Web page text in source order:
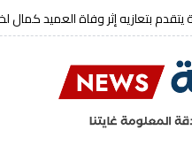
يعزي في وفاة العميد كمال